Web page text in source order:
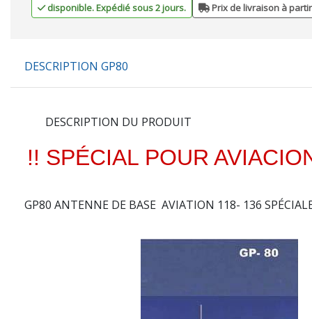
disponible. Expédié sous 2 jours. Prix de livraison à
DESCRIPTION GP80
DESCRIPTION DU PRODUIT
!! SPÉCIAL POUR
GP80 ANTENNE DE BASE AVIATION 118- 136